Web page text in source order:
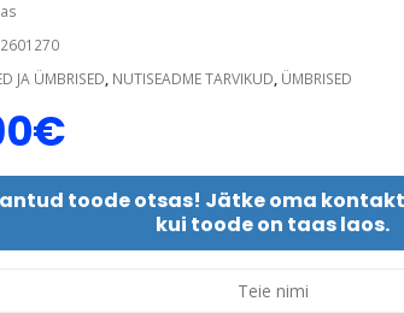
JA ÜMBRISED, NUTISEADME TARVIKUD, ÜMBRISED
€
antud toode otsas! Jätke oma
kui toode on taas laos.